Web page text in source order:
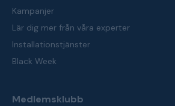
Kampanjer
Lär dig mer från våra experter
Installationstjänster
Black Week
Medlemsklubb